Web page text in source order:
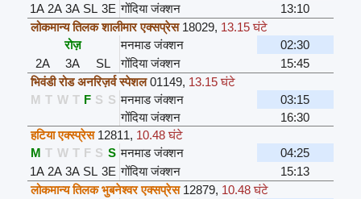
1A 2A 3A SL 3E गोंदिया जंक्शन
13:10
लोकमान्य तिलक शालीमार एक्सप्रेस 18029, 13.15 घंटे
रोज़
मनमाड जंक्शन
02:30
2A
3A SL गोंदिया जंक्शन
15:45
भिवंडी रोड अनरिज़र्व स्पेशल 01149, 13.15 घंटे
M T W T F S S मनमाड जंक्शन
03:15
गोंदिया जंक्शन
16:30
हटिया एक्स्प्रेस 12811, 10.48 घंटे
M T W T F S S मनमाड जंक्शन
04:25
1A 2A 3A SL 3E गोंदिया जंक्शन
15:13
लोकमान्य तिलक भुबनेश्वर एक्सप्रेस 12879, 10.48 घंटे